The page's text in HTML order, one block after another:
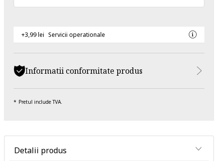
+3,99 lei Servicii operationale
Informatii conformitate produs
Pretul include TVA.
Detalii produs